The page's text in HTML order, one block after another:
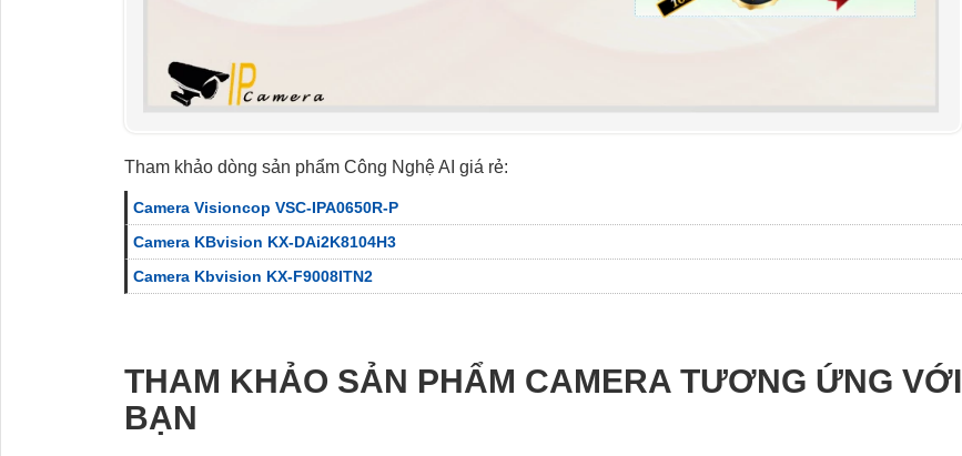
Tham khảo dòng sản phẩm Công Nghệ AI giá rẻ:
Camera Visioncop VSC-IPA0650R-P
Camera KBvision KX-DAi2K8104H3
Camera Kbvision KX-F9008ITN2
THAM KHẢO SẢN PHẨM CAMERA TƯƠNG ỨNG VỚI
BẠN